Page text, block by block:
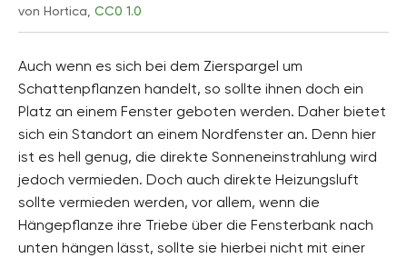
von Hortica, CC0 1.0
Auch wenn es sich bei dem Zierspargel um
Schattenpflanzen handelt, so sollte ihnen doch ein
Platz an einem Fenster geboten werden. Daher bietet
sich ein Standort an einem Nordfenster an. Denn hier
ist es hell genug, die direkte Sonneneinstrahlung wird
jedoch vermieden. Doch auch direkte Heizungsluft
sollte vermieden werden, vor allem, wenn die
Hängepflanze ihre Triebe über die Fensterbank nach
unten hängen lässt, sollte sie hierbei nicht mit einer